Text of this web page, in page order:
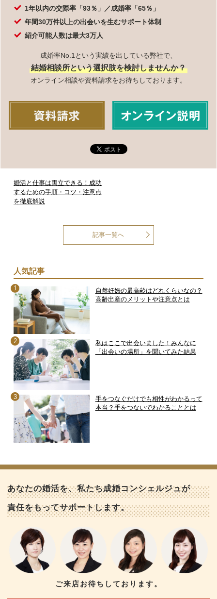
1年以内の交際率「93％」／成婚率「65％」
年間30万件以上の出会いを生むサポート体制
紹介可能人数は最大3万人
成婚率No.1という実績を出している弊社で、
結婚相談所という選択肢を検討しませんか？
オンライン相談や資料請求をお待ちしております。
婚活と仕事は両立できる！成功
するための手順・コツ・注意点
を徹底解説
記事一覧へ
人気記事
自然妊娠の最高齢はどれくらいなの？
高齢出産のメリットや注意点とは
私はここで出会いました！みんなに
「出会いの場所」を聞いてみた結果
手をつなぐだけでも相性がわかるって
本当？手をつないでわかることとは
あなたの婚活を、私たち成婚コンシェルジュが
責任をもってサポートします。
ご来店お待ちしております。